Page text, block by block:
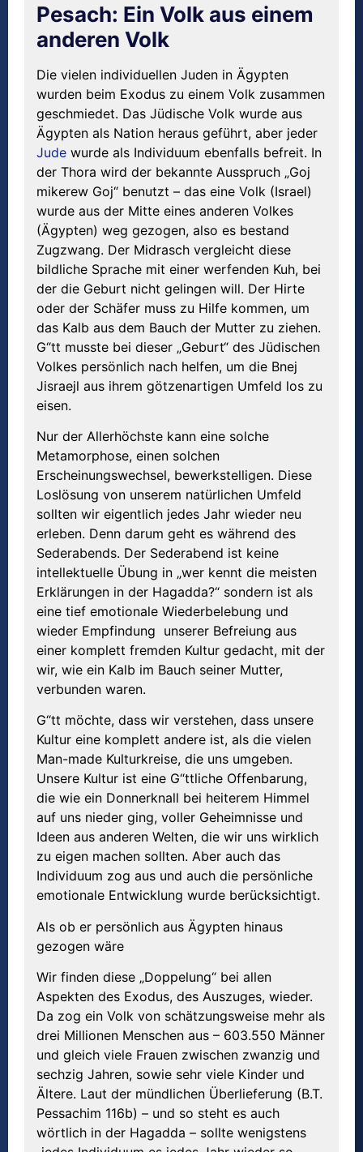
Pesach: Ein Volk aus einem
anderen Volk
Die vielen individuellen Juden in Ägypten
wurden beim Exodus zu einem Volk zusammen
geschmiedet. Das Jüdische Volk wurde aus
Ägypten als Nation heraus geführt, aber jeder
Jude wurde als Individuum ebenfalls befreit. In
der Thora wird der bekannte Ausspruch „Goj
mikerew Goj“ benutzt – das eine Volk (Israel)
wurde aus der Mitte eines anderen Volkes
(Ägypten) weg gezogen, also es bestand
Zugzwang. Der Midrasch vergleicht diese
bildliche Sprache mit einer werfenden Kuh, bei
der die Geburt nicht gelingen will. Der Hirte
oder der Schäfer muss zu Hilfe kommen, um
das Kalb aus dem Bauch der Mutter zu ziehen.
G“tt musste bei dieser „Geburt“ des Jüdischen
Volkes persönlich nach helfen, um die Bnej
Jisraejl aus ihrem götzenartigen Umfeld los zu
eisen.
Nur der Allerhöchste kann eine solche
Metamorphose, einen solchen
Erscheinungswechsel, bewerkstelligen. Diese
Loslösung von unserem natürlichen Umfeld
sollten wir eigentlich jedes Jahr wieder neu
erleben. Denn darum geht es während des
Sederabends. Der Sederabend ist keine
intellektuelle Übung in „wer kennt die meisten
Erklärungen in der Hagadda?“ sondern ist als
eine tief emotionale Wiederbelebung und
wieder Empfindung unserer Befreiung aus
einer komplett fremden Kultur gedacht, mit der
wir, wie ein Kalb im Bauch seiner Mutter,
verbunden waren.
G“tt möchte, dass wir verstehen, dass unsere
Kultur eine komplett andere ist, als die vielen
Man-made Kulturkreise, die uns umgeben.
Unsere Kultur ist eine G“ttliche Offenbarung,
die wie ein Donnerknall bei heiterem Himmel
auf uns nieder ging, voller Geheimnisse und
Ideen aus anderen Welten, die wir uns wirklich
zu eigen machen sollten. Aber auch das
Individuum zog aus und auch die persönliche
emotionale Entwicklung wurde berücksichtigt.
Als ob er persönlich aus Ägypten hinaus
gezogen wäre
Wir finden diese „Doppelung“ bei allen
Aspekten des Exodus, des Auszuges, wieder.
Da zog ein Volk von schätzungsweise mehr als
drei Millionen Menschen aus – 603.550 Männer
und gleich viele Frauen zwischen zwanzig und
sechzig Jahren, sowie sehr viele Kinder und
Ältere. Laut der mündlichen Überlieferung (B.T.
Pessachim 116b) – und so steht es auch
wörtlich in der Hagadda – sollte wenigstens